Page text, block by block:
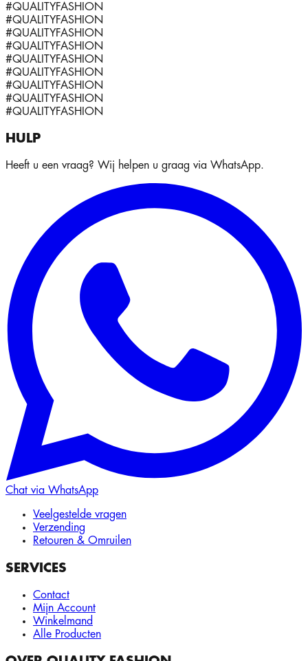
#QUALITYFASHION
#QUALITYFASHION
#QUALITYFASHION
#QUALITYFASHION
#QUALITYFASHION
#QUALITYFASHION
#QUALITYFASHION
#QUALITYFASHION
#QUALITYFASHION
HULP
Heeft u een vraag? Wij helpen u graag via WhatsApp.
Chat via WhatsApp
Veelgestelde vragen
Verzending
Retouren & Omruilen
SERVICES
Contact
Mijn Account
Winkelmand
Alle Producten